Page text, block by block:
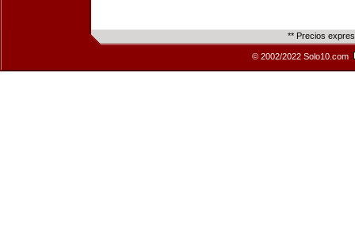
** Precios
© 2002/2022 Solo10.com